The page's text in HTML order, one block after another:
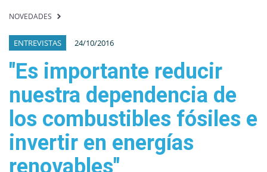
NOVEDADES
ENTREVISTAS 24/10/2016
"Es importante reducir
nuestra dependencia de
los combustibles fósiles e
invertir en energías
renovables"